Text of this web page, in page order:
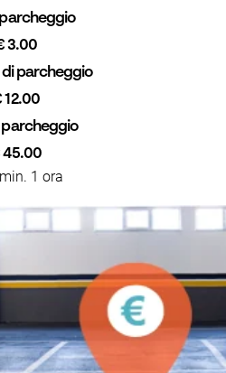
3.00
di parcheggio
12.00
parcheggio
1 ora